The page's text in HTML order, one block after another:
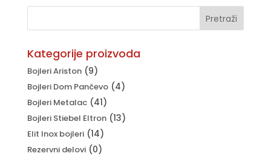
bila:
рсд10.200.
Kategorije proizvoda
Bojleri Ariston (9)
Bojleri Dom Pančevo (4)
Bojleri Metalac (41)
Bojleri Stiebel Eltron (13)
Elit Inox bojleri (14)
Rezervni delovi (0)